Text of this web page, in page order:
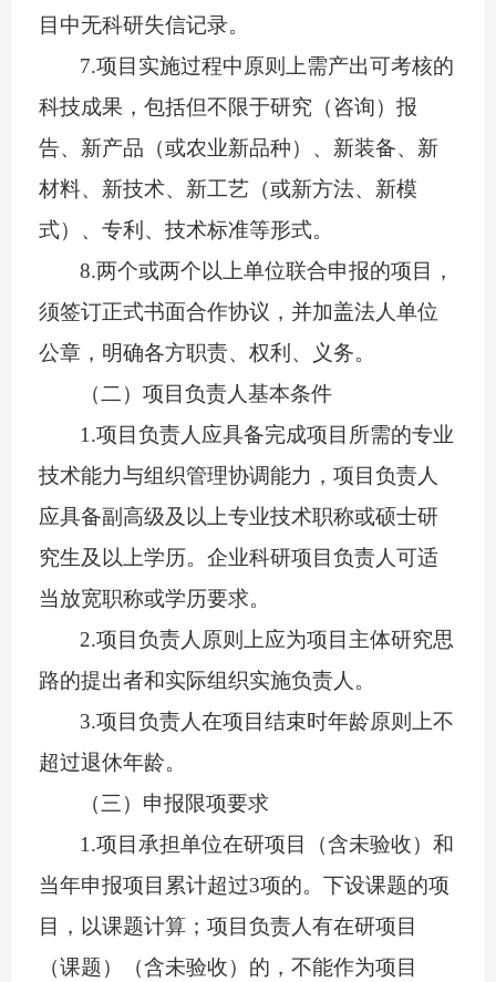
目中无科研失信记录。
7.项目实施过程中原则上需产出可考核的
科技成果，包括但不限于研究（咨询）报
告、新产品（或农业新品种）、新装备、新
材料、 新技术、 新工艺（或新方法、新模
式）、专利、技术标准等形式。
8.两个或两个以上单位联合申报的项目，
须签订正式书面合作协议， 并加盖法人单位
公章， 明确各方职责、权利、义务。
（二）项目负责人基本条件
1.项目负责人应具备完成项目所需的专业
技术能力与组织管理协调能力，项目负责人
应具备副高级及以上专业技术职称或硕士研
究生及以上学历。 企业科研项目负责人可适
当放宽职称或学历要求。
2.项目负责人原则上应为项目主体研究思
路的提出者和实际组织实施负责人。
3.项目负责人在项目结束时年龄原则上不
超过退休年龄。
（三）申报限项要求
1.项目承担单位在研项目（含未验收）和
当年申报项目累计超过3项的。下设课题的项
目，以课题计算；项目负责人有在研项目
（课题）（含未验收）的，不能作为项目